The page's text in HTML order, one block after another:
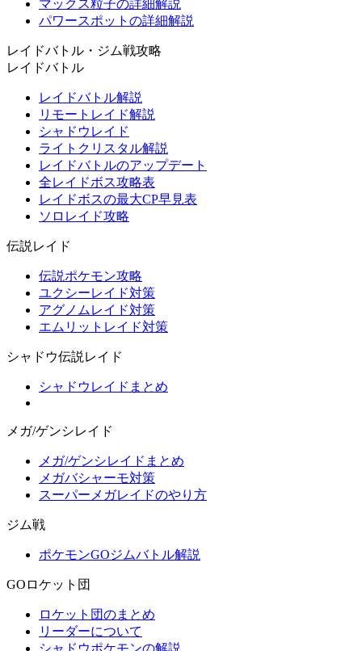
マックス粒子の詳細解説
パワースポットの詳細解説
レイドバトル・ジム戦攻略
レイドバトル
レイドバトル解説
リモートレイド解説
シャドウレイド
ライトクリスタル解説
レイドバトルのアップデート
全レイドボス攻略表
レイドボスの最大CP早見表
ソロレイド攻略
伝説レイド
伝説ポケモン攻略
ユクシーレイド対策
アグノムレイド対策
エムリットレイド対策
シャドウ伝説レイド
シャドウレイドまとめ
メガ/ゲンシレイド
メガ/ゲンシレイドまとめ
メガバシャーモ対策
スーパーメガレイドのやり方
ジム戦
ポケモンGOジムバトル解説
GOロケット団
ロケット団のまとめ
リーダーについて
シャドウポケモンの解説